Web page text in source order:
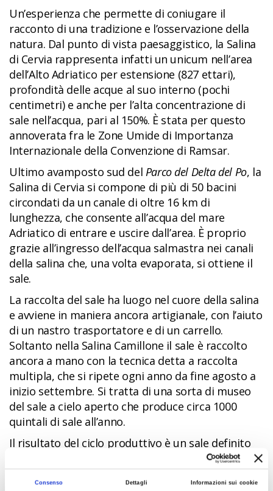
Consenso Dettagli Informazioni sui cookie
Un’esperienza che permette di coniugare il
racconto di una tradizione e l’osservazione della
natura. Dal punto di vista paesaggistico, la Salina
di Cervia rappresenta infatti un unicum nell’area
dell’Alto Adriatico per estensione (827 ettari),
profondità delle acque al suo interno (pochi
centimetri) e anche per l’alta concentrazione di
sale nell’acqua, pari al 150%. È stata per questo
annoverata fra le Zone Umide di Importanza
Internazionale della Convenzione di Ramsar.
Ultimo avamposto sud del Parco del Delta del Po, la
Salina di Cervia si compone di più di 50 bacini
circondati da un canale di oltre 16 km di
lunghezza, che consente all’acqua del mare
Adriatico di entrare e uscire dall’area. È proprio
grazie all’ingresso dell’acqua salmastra nei canali
della salina che, una volta evaporata, si ottiene il
sale.
La raccolta del sale ha luogo nel cuore della salina
e avviene in maniera ancora artigianale, con l’aiuto
di un nastro trasportatore e di un carrello.
Soltanto nella Salina Camillone il sale è raccolto
ancora a mano con la tecnica detta a raccolta
multipla, che si ripete ogni anno da fine agosto a
inizio settembre. Si tratta di una sorta di museo
del sale a cielo aperto che produce circa 1000
quintali di sale all’anno.
Il risultato del ciclo produttivo è un sale definito
dolce, in quanto contenente solo cloruro di sodio
purissimo, con una bassissima percentuale di altri